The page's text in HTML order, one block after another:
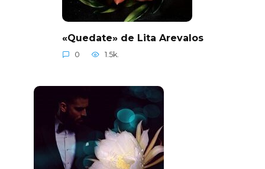
«Quedate» de Lita Arevalos
0 1.5k.